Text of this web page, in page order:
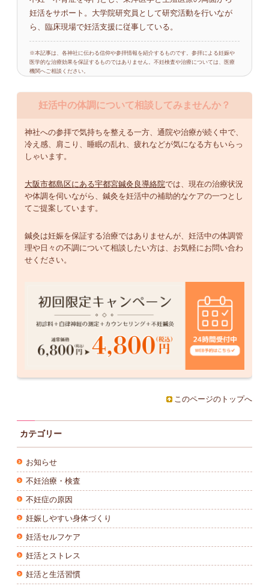
妊活をサポート。大学院研究員として研究活動を行いなが
ら、臨床現場で妊活支援に従事している。
※本記事は、各神社に伝わる信仰や参拝情報を紹介するものです。参拝による妊娠や
医学的な治療効果を保証するものではありません。不妊検査や治療については、医療
機関へご相談ください。
妊活中の体調について相談してみませんか？
神社への参拝で気持ちを整える一方、通院や治療が続く中で、
冷え感、肩こり、睡眠の乱れ、疲れなどが気になる方もいらっ
しゃいます。
大阪市都島区にある宇都宮鍼灸良導絡院では、現在の治療状況
や体調を伺いながら、鍼灸を妊活中の補助的なケアの一つとし
てご提案しています。
鍼灸は妊娠を保証する治療ではありませんが、妊活中の体調管
理や日々の不調について相談したい方は、お気軽にお問い合わ
せください。
このページのトップへ
カテゴリー
お知らせ
不妊治療・検査
不妊症の原因
妊娠しやすい身体づくり
妊活セルフケア
妊活とストレス
妊活と生活習慣